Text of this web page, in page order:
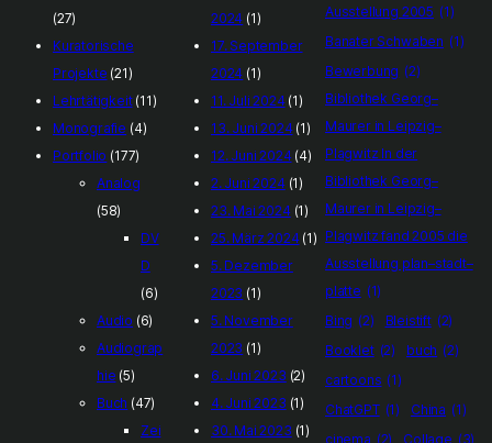
(27)
Kuratorische
Projekte (21)
Lehrtätigkeit(11)
Monografie (4)
Portfolio (177)
Analog
(58)
DV
D
(6)
Audio (6)
Audiograp
hie (5)
Buch (47)
Zei
2024 (1)
17. September
2024 (1)
11. Juli 2024(1)
13. Juni 2024(1)
12. Juni 2024(4)
2. Juni 2024(1)
23. Mai 2024(1)
25. März 2024(1)
5. Dezember
2023 (1)
5. November
2023 (1)
6. Juni 2023 (2)
4. Juni 2023 (1)
30. Mai 2023 (1)
Ausstellung 2005 (1)
Banater Schwaben (1)
Bewerbung (2)
Bibliothek Georg–
Maurer in Leipzig–
Plagwitz In der
Bibliothek Georg–
Maurer in Leipzig–
Plagwitz fand 2005 die
Ausstellung plan–stadt–
platte (1)
Bing (2) Bleistift (2)
Booklet (2) buch (2)
cartoons (1)
ChatGPT (1) China (1)
cinema (2) Collage (3)